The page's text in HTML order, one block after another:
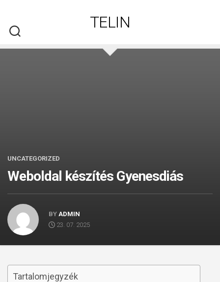
content
TELIN
UNCATEGORIZED
Weboldal készítés​ Gyenesdiás
BY ADMIN
23. 07. 2025
Tartalomjegyzék